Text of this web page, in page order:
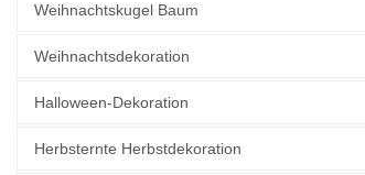
Weihnachtskugel Baum
Weihnachtsdekoration
Halloween-Dekoration
Herbsternte Herbstdekoration